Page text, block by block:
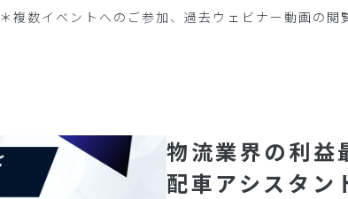
＊複数イベントへのご参加、過去ウェビナー動画の閲
物流業界の利益
配車アシスタ